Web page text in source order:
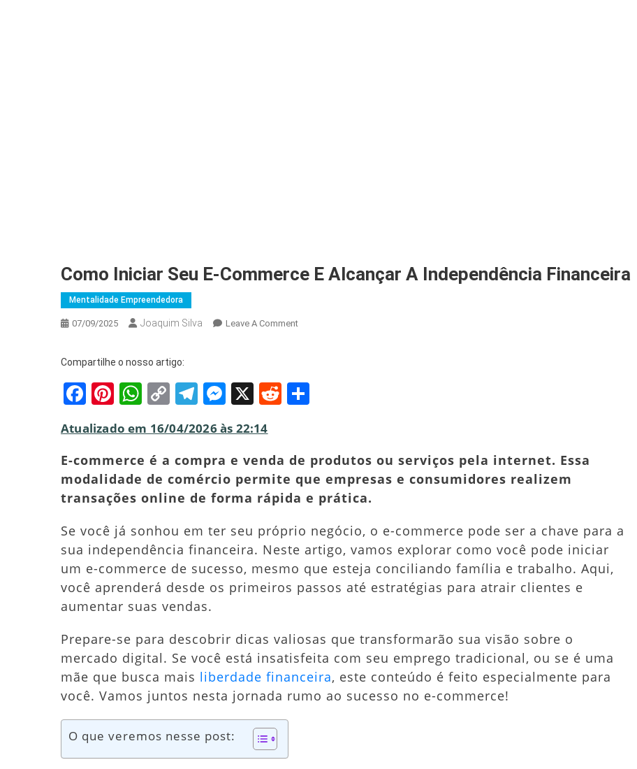
Como Iniciar Seu E-Commerce E Alcançar A Independência Financeira
Mentalidade Empreendedora
07/09/2025 Joaquim Silva Leave A CommentOn
E-
Commerce
Independência
Financeira
Compartilhe o nosso artigo:
Facebook
Pinterest
WhatsApp
CopyTelegram
Messenger
X Reddit
Atualizado em 16/04/2026 às 22:14
E-commerce é a compra e venda de produtos ou serviços pela internet. Essa
modalidade de comércio permite que empresas e consumidores realizem
transações online de forma rápida e prática.
Se você já sonhou em ter seu próprio negócio, o e-commerce pode ser a chave para a
sua independência financeira. Neste artigo, vamos explorar como você pode iniciar
um e-commerce de sucesso, mesmo que esteja conciliando família e trabalho. Aqui,
você aprenderá desde os primeiros passos até estratégias para atrair clientes e
aumentar suas vendas.
Prepare-se para descobrir dicas valiosas que transformarão sua visão sobre o
mercado digital. Se você está insatisfeita com seu emprego tradicional, ou se é uma
mãe que busca mais liberdade financeira, este conteúdo é feito especialmente para
você. Vamos juntos nesta jornada rumo ao sucesso no e-commerce!
O que veremos nesse post: